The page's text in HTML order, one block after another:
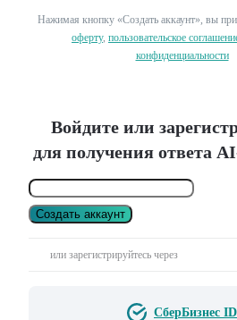
Нажимая кнопку «Создать аккаунт», вы
оферту, пользовательское
конфиденциальности
Войдите или
для получения ответа
Создать аккаунт
или зарегистрируйтесь через
СберБизнес ID